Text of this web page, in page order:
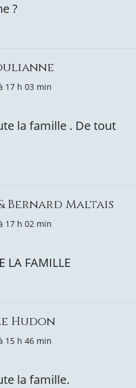
?
17 h 03 min
la famille . De tout
& Bernard Maltais
17 h 02 min
LA FAMILLE
Hudon
15 h 46 min
la famille.